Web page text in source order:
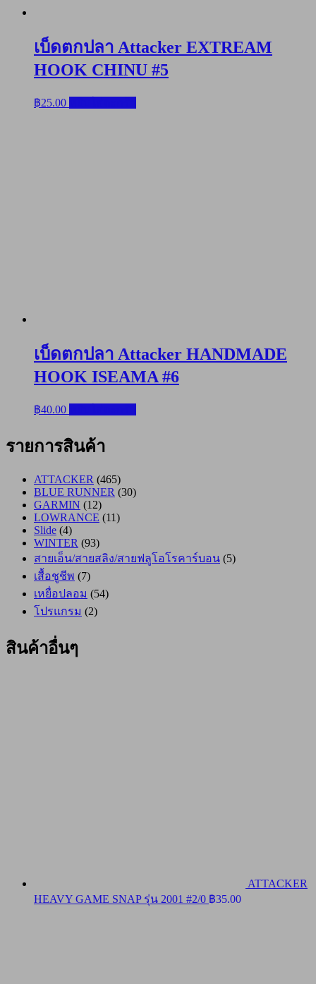
เบ็ดตกปลา Attacker EXTREAM
HOOK CHINU #5
฿25.00
เบ็ดตกปลา Attacker HANDMADE
HOOK ISEAMA #6
฿40.00
รายการสินค้า
ATTACKER (465)
BLUE RUNNER (30)
GARMIN (12)
LOWRANCE (11)
Slide (4)
WINTER (93)
สายเอ็น/สายสลิง/สายฟลูโอโรคาร์บอน (5)
เสื้อชูชีพ (7)
เหยื่อปลอม (54)
โปรแกรม (2)
สินค้าอื่นๆ
ATTACKER
HEAVY GAME SNAP รุ่น 2001 #2/0 ฿35.00